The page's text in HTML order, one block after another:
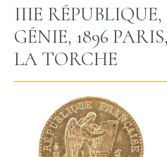
IIIE RÉPUBLIQUE,
GÉNIE, 1896
LA TORCHE